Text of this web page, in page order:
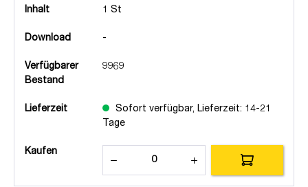
Inhalt 1 St
Download -
Verfügbarer
Bestand
9969
Lieferzeit
Sofort verfügbar, Lieferzeit: 14-21
Tage
Kaufen